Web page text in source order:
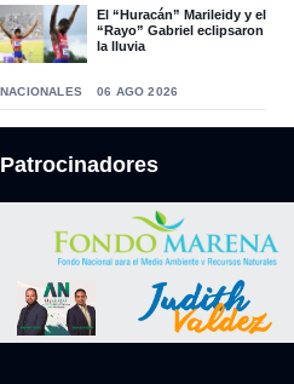
El “Huracán” Marileidy y el
“Rayo” Gabriel eclipsaron
la lluvia
NACIONALES 06 AGO 2026
Patrocinadores